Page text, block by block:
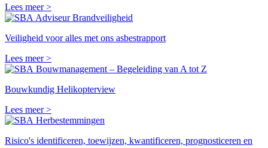
Lees meer >
Adviseur Brandveiligheid
Veiligheid voor alles met ons asbestrapport
Lees meer >
Bouwmanagement – Begeleiding van A tot Z
Bouwkundig Helikopterview
Lees meer >
Herbestemmingen
Risico's identificeren, toewijzen, kwantificeren, prognosticeren en